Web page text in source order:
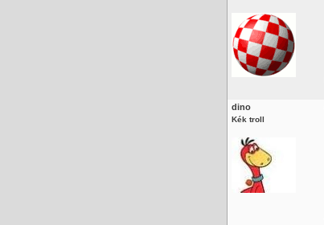
dino
Kék troll